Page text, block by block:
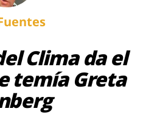
Clima da el
temía Greta